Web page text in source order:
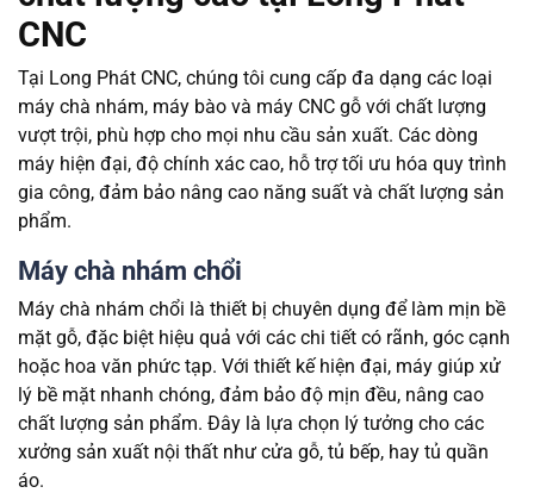
CNC
Tại Long Phát CNC, chúng tôi cung cấp đa dạng các loại
máy chà nhám, máy bào và máy CNC gỗ với chất lượng
vượt trội, phù hợp cho mọi nhu cầu sản xuất. Các dòng
máy hiện đại, độ chính xác cao, hỗ trợ tối ưu hóa quy trình
gia công, đảm bảo nâng cao năng suất và chất lượng sản
phẩm.
Máy chà nhám chổi
Máy chà nhám chổi là thiết bị chuyên dụng để làm mịn bề
mặt gỗ, đặc biệt hiệu quả với các chi tiết có rãnh, góc cạnh
hoặc hoa văn phức tạp. Với thiết kế hiện đại, máy giúp xử
lý bề mặt nhanh chóng, đảm bảo độ mịn đều, nâng cao
chất lượng sản phẩm. Đây là lựa chọn lý tưởng cho các
xưởng sản xuất nội thất như cửa gỗ, tủ bếp, hay tủ quần
áo.